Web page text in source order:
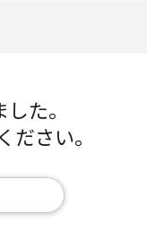
た。
さい。